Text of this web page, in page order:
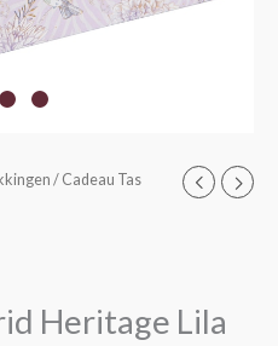
/ Cadeau Tas
Heritage Lila